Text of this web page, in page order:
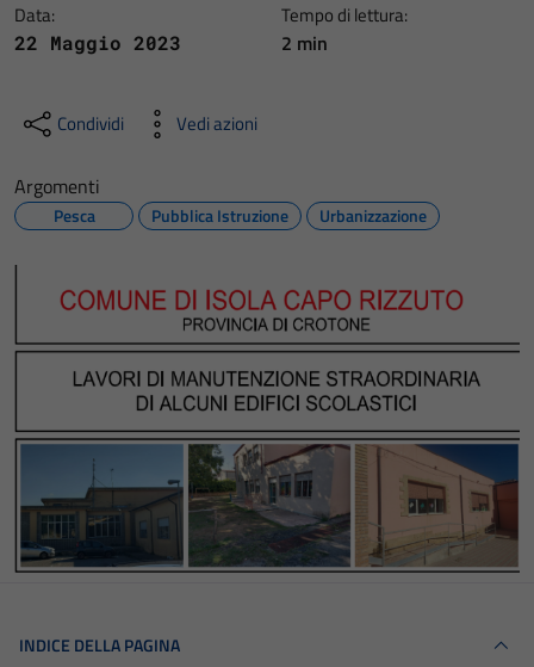
Data:
22 Maggio 2023
Tempo di lettura:
2 min
Condividi Vedi azioni
Argomenti
Pesca Pubblica Istruzione Urbanizzazione
INDICE DELLA PAGINA